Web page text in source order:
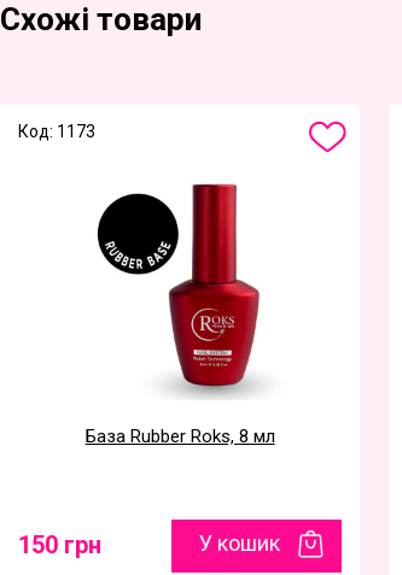
Схожі товари
Код: 1173
База Rubber Roks, 8 мл
150 грн У кошик